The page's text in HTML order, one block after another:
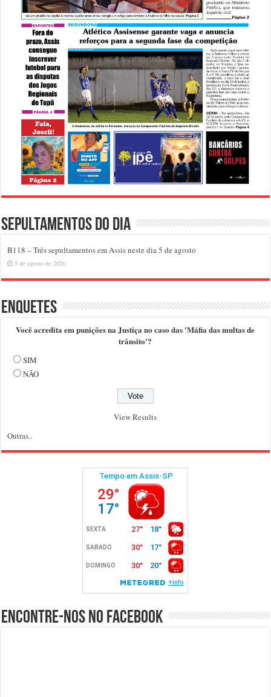
Sepultamentos do dia
B118 – Três sepultamentos em Assis neste dia 5 de agosto
5 de agosto de 2026
Enquetes
Você acredita em punições na Justiça no caso das 'Máfia das multas de
trânsito'?
SIM
NÃO
View Results
Outras..
Encontre-nos no Facebook